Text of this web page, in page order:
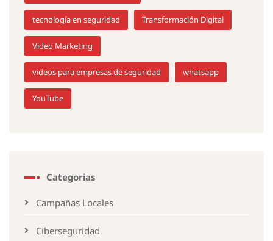
tecnología en seguridad Transformación Digital
Video Marketing
videos para empresas de seguridad whatsapp
YouTube
Categorias
Campañas Locales
Ciberseguridad